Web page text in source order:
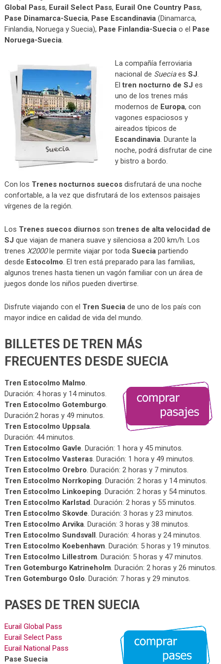
Global Pass, Eurail Select Pass, Eurail One Country Pass,
Pase Dinamarca-Suecia, Pase Escandinavia(Dinamarca,
Finlandia, Noruega y Suecia), Pase Finlandia-Sueciao el Pase
Noruega-Suecia.
La compañía ferroviaria
nacional de Sueciaes SJ.
Eltren nocturno de SJ es
uno de los trenes más
modernos de Europa, con
vagones espaciosos y
aireados típicos de
Escandinavia. Durante la
noche, podrá disfrutar de cine
y bistro a bordo.
Con los Trenes nocturnos suecosdisfrutará de una noche
confortable, a la vez que disfrutará de los extensos paisajes
vírgenes de la región.
Los Trenes suecos diurnossontrenes de alta velocidad de
SJ que viajan de manera suave y silenciosa a 200 km/h. Los
trenes X2000le permite viajar por toda Sueciapartiendo
desde Estocolmo. El tren está preparado para las familias,
algunos trenes hasta tienen un vagón familiar con un área de
juegos donde los niños pueden divertirse.
Disfrute viajando con el Tren Sueciade uno de los país con
mayor indice en calidad de vida del mundo.
BILLETES DE TREN MÁS
FRECUENTES DESDE SUECIA
Tren Estocolmo Malmo.
Duración: 4 horas y 14 minutos.
Tren Estocolmo Gotemburgo.
Duración:2 horas y 49 minutos.
Tren Estocolmo Uppsala.
Duración: 44 minutos.
Tren Estocolmo Gavle. Duración: 1 hora y 45 minutos.
Tren Estocolmo Vasteras. Duración: 1 hora y 49 minutos.
Tren Estocolmo Orebro. Duración: 2 horas y 7 minutos.
Tren Estocolmo Norrkoping. Duración: 2 horas y 14 minutos.
Tren Estocolmo Linkoeping. Duración: 2 horas y 54 minutos.
Tren Estocolmo Karlstad. Duración: 2 horas y 55 minutos.
Tren Estocolmo Skovde. Duración: 3 horas y 23 minutos.
Tren Estocolmo Arvika. Duración: 3 horas y 38 minutos.
Tren Estocolmo Sundsvall. Duración: 4 horas y 24 minutos.
Tren Estocolmo Koebenhavn. Duración: 5 horas y 19 minutos.
Tren Estocolmo Lillestrom. Duración: 5 horas y 47 minutos.
Tren Gotemburgo Katrineholm. Duración: 2 horas y 26 minutos.
Tren Gotemburgo Oslo. Duración: 7 horas y 29 minutos.
PASES DE TREN SUECIA
Eurail Global Pass
Eurail Select Pass
Eurail National Pass
Pase Suecia